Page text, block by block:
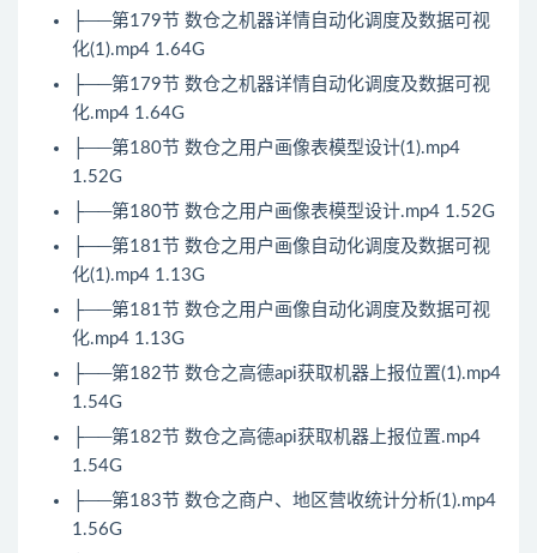
├──第179节 数仓之机器详情自动化调度及数据可视
化(1).mp4 1.64G
├──第179节 数仓之机器详情自动化调度及数据可视
化.mp4 1.64G
├──第180节 数仓之用户画像表模型设计(1).mp4
1.52G
├──第180节 数仓之用户画像表模型设计.mp4 1.52G
├──第181节 数仓之用户画像自动化调度及数据可视
化(1).mp4 1.13G
├──第181节 数仓之用户画像自动化调度及数据可视
化.mp4 1.13G
├──第182节 数仓之高德api获取机器上报位置(1).mp4
1.54G
├──第182节 数仓之高德api获取机器上报位置.mp4
1.54G
├──第183节 数仓之商户、地区营收统计分析(1).mp4
1.56G